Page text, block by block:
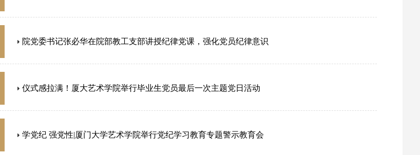
院党委书记张必华在院部教工支部讲授纪律党课，强化党员纪律意识
仪式感拉满！厦大艺术学院举行毕业生党员最后一次主题党日活动
学党纪 强党性|厦门大学艺术学院举行党纪学习教育专题警示教育会